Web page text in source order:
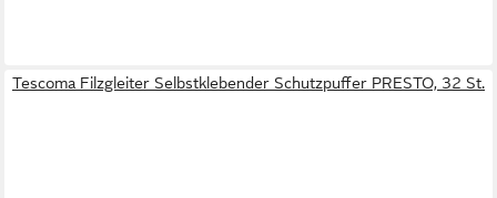
Tescoma Filzgleiter Selbstklebender Schutzpuffer PRESTO, 32 St.